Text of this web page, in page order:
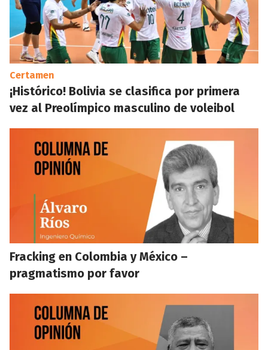
Certamen
¡Histórico! Bolivia se clasifica por primera
vez al Preolímpico masculino de voleibol
Fracking en Colombia y México –
pragmatismo por favor